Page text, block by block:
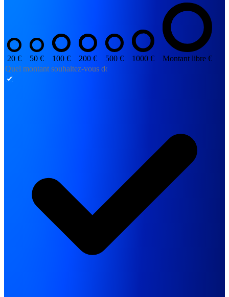
20 € 50 € 100 € 200 € 500 € 1000 € Montant libre €